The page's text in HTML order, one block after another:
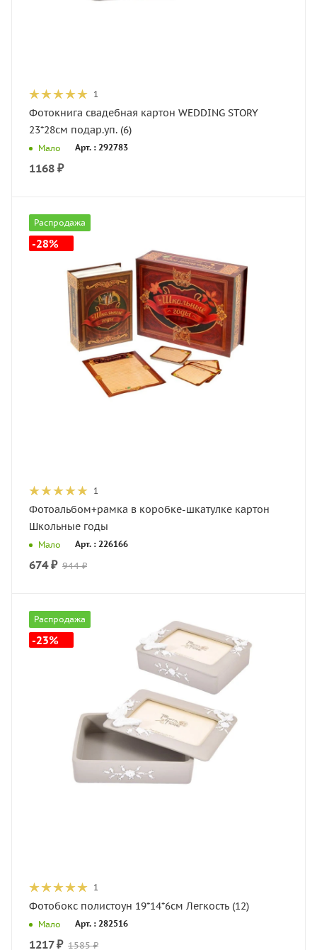
1
Фотокнига свадебная картон WEDDING STORY
23*28см подар.уп. (6)
Мало Арт. : 292783
1168 ₽
Распродажа
-28%
1
Фотоальбом+рамка в коробке-шкатулке картон
Школьные годы
Мало Арт. : 226166
674₽ 944 ₽
Распродажа
-23%
1
Фотобокс полистоун 19*14*6см Легкость (12)
Мало Арт. : 282516
1217₽ 1585 ₽